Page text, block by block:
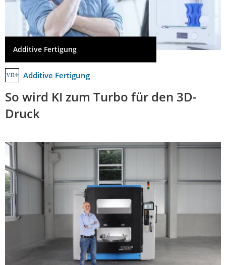
Additive Fertigung
Additive Fertigung
So wird KI zum Turbo für den 3D-
Druck